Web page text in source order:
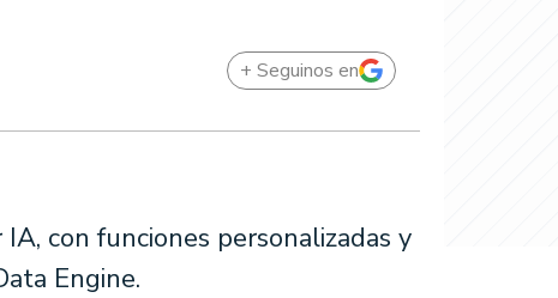
+ Seguinos en
con funciones personalizadas y
Engine.